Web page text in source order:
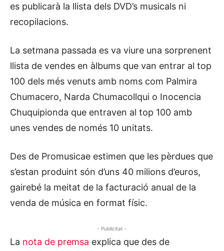
es publicarà la llista dels DVD’s musicals ni
recopilacions.
La setmana passada es va viure una sorprenent
llista de vendes en àlbums que van entrar al top
100 dels més venuts amb noms com Palmira
Chumacero, Narda Chumacollqui o Inocencia
Chuquipionda que entraven al top 100 amb
unes vendes de només 10 unitats.
Des de Promusicae estimen que les pèrdues que
s’estan produint són d’uns 40 milions d’euros,
gairebé la meitat de la facturació anual de la
venda de música en format físic.
- Publicitat -
La nota de premsa explica que des de